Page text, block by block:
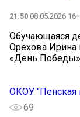
21:50 08.05.2026 16+
Обучающаяся
Орехова Ирина
«День
ОКОУ "Пенская
69